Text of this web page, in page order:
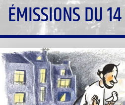
ÉMISSIONS DU